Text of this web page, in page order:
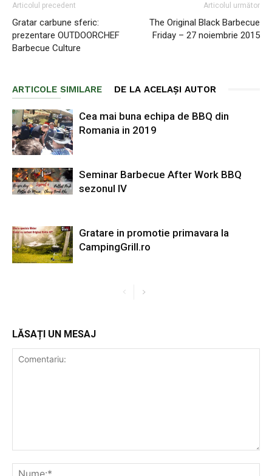
Articolul precedent
Gratar carbune sferic:
prezentare OUTDOORCHEF
Barbecue Culture
Articolul următor
The Original Black Barbecue
Friday – 27 noiembrie 2015
ARTICOLE SIMILARE DE LA ACELAȘI AUTOR
Cea mai buna echipa de BBQ din
Romania in 2019
Seminar Barbecue After Work BBQ
sezonul IV
Gratare in promotie primavara la
CampingGrill.ro
LĂSAȚI UN MESAJ